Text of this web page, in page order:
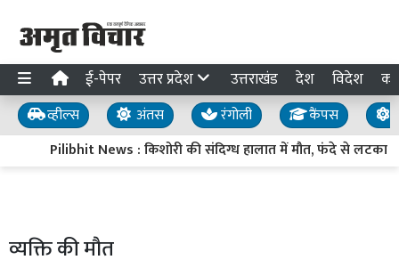
ई-पेपर उत्तर प्रदेश उत्तराखंड देश विदेश
व्हील्स अंतस रंगोली कैंपस
Pilibhit News : किशोरी की संदिग्ध हालात में मौत, फंदे से लटका
व्यक्ति की मौत